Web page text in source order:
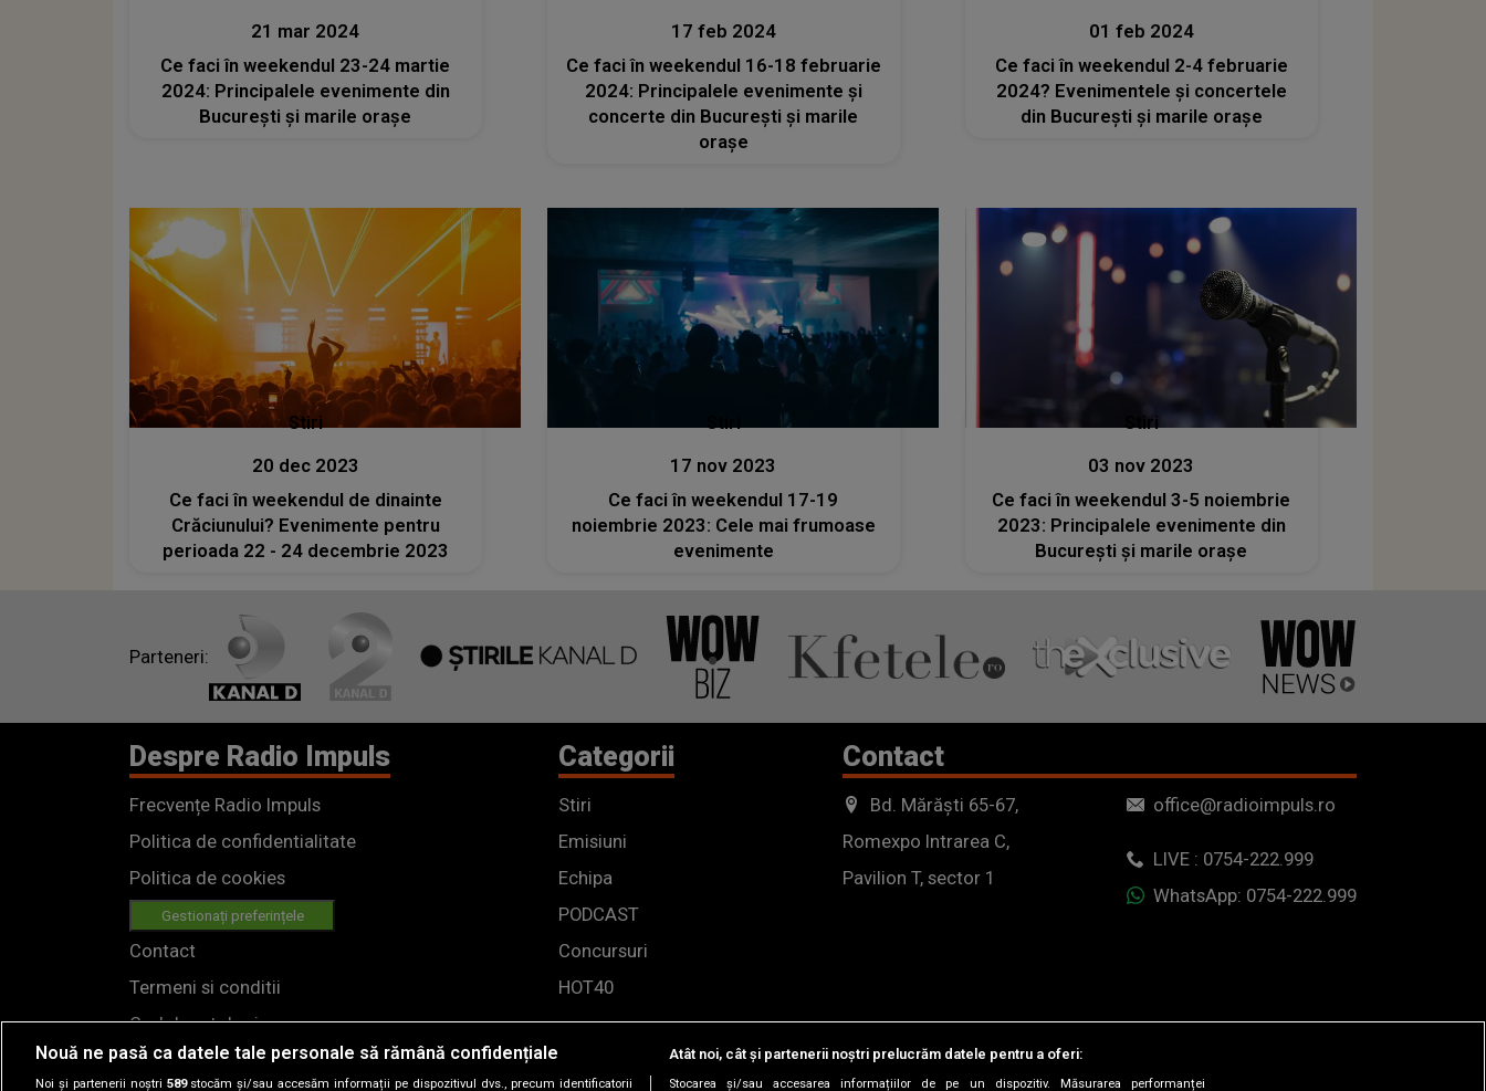
21 mar 2024
Ce faci în weekendul 23-24 martie
2024: Principalele evenimente din
București și marile orașe
17 feb 2024
Ce faci în weekendul 16-18 februarie
2024: Principalele evenimente și
concerte din București și marile
orașe
01 feb 2024
Ce faci în weekendul 2-4 februarie
2024? Evenimentele și concertele
din București și marile orașe
Stiri
20 dec 2023
Ce faci în weekendul de dinainte
Crăciunului? Evenimente pentru
perioada 22 - 24 decembrie 2023
Stiri
17 nov 2023
Ce faci în weekendul 17-19
noiembrie 2023: Cele mai frumoase
evenimente
Stiri
03 nov 2023
Ce faci în weekendul 3-5 noiembrie
2023: Principalele evenimente din
București și marile orașe
Parteneri:
Despre Radio Impuls
Frecvențe Radio Impuls
Politica de confidentialitate
Politica de cookies
Gestionați preferințele
Contact
Termeni si conditii
Cod deontologic
Regulamente
Categorii
Stiri
Emisiuni
Echipa
PODCAST
Concursuri
HOT40
Contact
Bd. Mărăști 65-67,
Romexpo Intrarea C,
Pavilion T, sector 1
office@radioimpuls.ro
LIVE : 0754-222.999
WhatsApp: 0754-222.999
Nouă ne pasă ca datele tale personale să rămână confidențiale
Noi și partenerii noștri 589stocăm și/sau accesăm informații pe dispozitivul dvs., precum identificatorii
Atât noi, cât și partenerii noștri prelucrăm datele pentru a oferi:
Stocarea și/sau accesarea informațiilor de pe un dispozitiv. Măsurarea performanței